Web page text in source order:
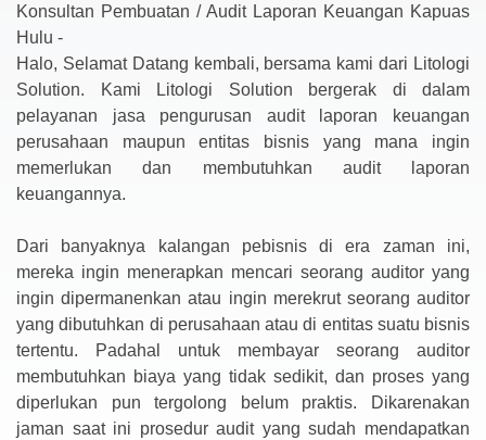
Konsultan Pembuatan / Audit Laporan Keuangan Kapuas
Hulu -
Halo, Selamat Datang kembali, bersama kami dari Litologi
Solution. Kami Litologi Solution bergerak di dalam
pelayanan jasa pengurusan audit laporan keuangan
perusahaan maupun entitas bisnis yang mana ingin
memerlukan dan membutuhkan audit laporan
keuangannya.
Dari banyaknya kalangan pebisnis di era zaman ini,
mereka ingin menerapkan mencari seorang auditor yang
ingin dipermanenkan atau ingin merekrut seorang auditor
yang dibutuhkan di perusahaan atau di entitas suatu bisnis
tertentu. Padahal untuk membayar seorang auditor
membutuhkan biaya yang tidak sedikit, dan proses yang
diperlukan pun tergolong belum praktis. Dikarenakan
jaman saat ini prosedur audit yang sudah mendapatkan